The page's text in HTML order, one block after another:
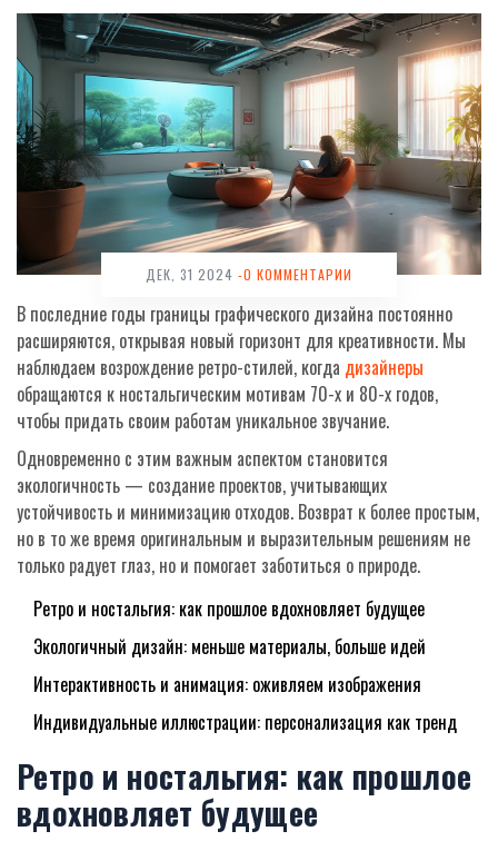
ДЕК, 31 2024 -0 КОММЕНТАРИИ
В последние годы границы графического дизайна постоянно
расширяются, открывая новый горизонт для креативности. Мы
наблюдаем возрождение ретро-стилей, когда дизайнеры
обращаются к ностальгическим мотивам 70-х и 80-х годов,
чтобы придать своим работам уникальное звучание.
Одновременно с этим важным аспектом становится
экологичность — создание проектов, учитывающих
устойчивость и минимизацию отходов. Возврат к более простым,
но в то же время оригинальным и выразительным решениям не
только радует глаз, но и помогает заботиться о природе.
Ретро и ностальгия: как прошлое вдохновляет будущее
Экологичный дизайн: меньше материалы, больше идей
Интерактивность и анимация: оживляем изображения
Индивидуальные иллюстрации: персонализация как тренд
Ретро и ностальгия: как прошлое
вдохновляет будущее